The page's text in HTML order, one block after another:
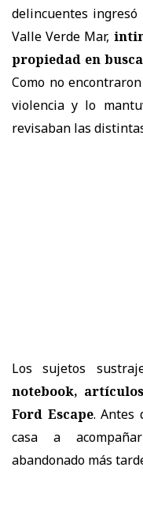
delincuentes
Valle Verde Mar,
propiedad en
Como no
violencia y lo
revisaban las
Los sujetos
notebook,
Ford Escape. Antes
casa a
abandonado más